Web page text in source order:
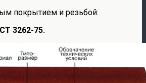
покрытием и резьбой:
3262-75.